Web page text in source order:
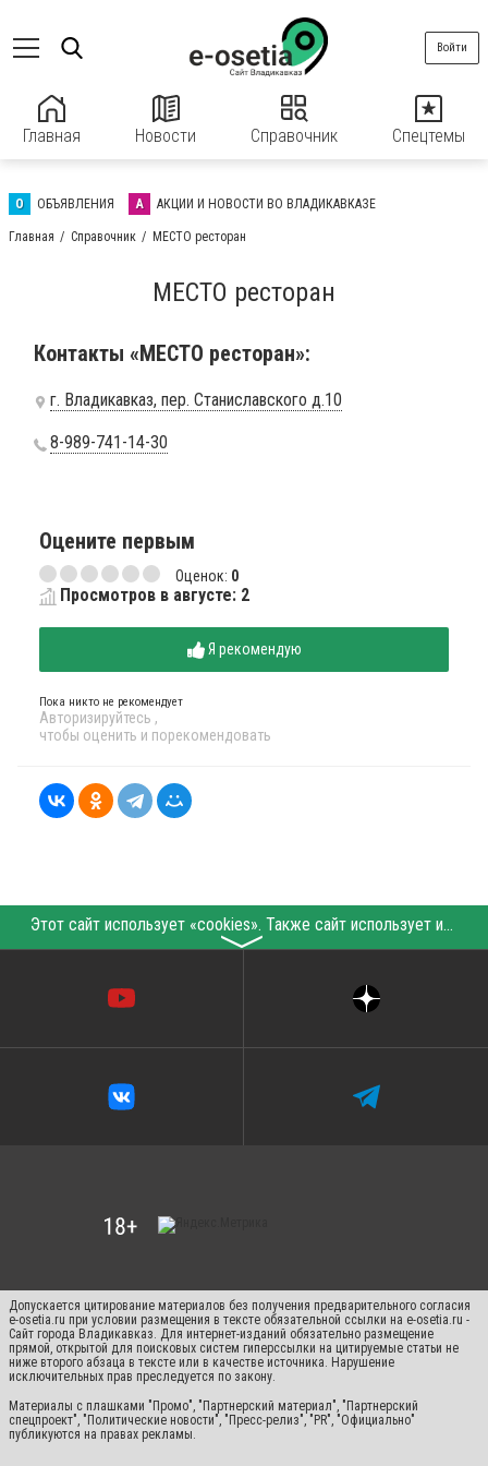
Главная Новости Справочник Спецтемы
Войти
О ОБЪЯВЛЕНИЯ А АКЦИИ И НОВОСТИ ВО ВЛАДИКАВКАЗЕ
Главная Справочник МЕСТО ресторан
МЕСТО ресторан
Контакты «МЕСТО ресторан»:
г. Владикавказ, пер. Станиславского д.10
8-989-741-14-30
Оцените первым
Оценок: 0
Просмотров в августе: 2
Я рекомендую
Пока никто не рекомендует
Авторизируйтесь ,
чтобы оценить и порекомендовать
Этот сайт использует «cookies». Также сайт использует интернет-сервис для сбора технических данных касательно посетителей с целью получения маркетинговой и статистической информации. Условия обработки данных посетителей сайта см.
〉
Допускается цитирование материалов без получения предварительного согласия
e-osetia.ru при условии размещения в тексте обязательной ссылки на e-osetia.ru -
Сайт города Владикавказ. Для интернет-изданий обязательно размещение
прямой, открытой для поисковых систем гиперссылки на цитируемые статьи не
ниже второго абзаца в тексте или в качестве источника. Нарушение
исключительных прав преследуется по закону.
Материалы с плашками "Промо", "Партнерский материал", "Партнерский
спецпроект", "Политические новости", "Пресс-релиз", "PR", "Официально"
публикуются на правах рекламы.